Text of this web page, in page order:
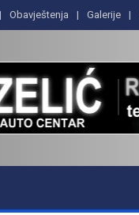
Obavještenja Galerije